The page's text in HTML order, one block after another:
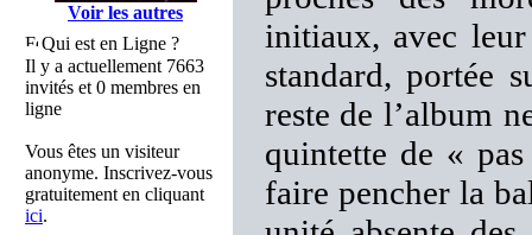
Voir les autres
Qui est en Ligne ?
Il y a actuellement 7663
invités et 0 membres en
ligne
Vous êtes un visiteur
anonyme. Inscrivez-vous
gratuitement en cliquant
ici.
initiaux, avec
standard, portée
reste de l’album
quintette de «
faire pencher la